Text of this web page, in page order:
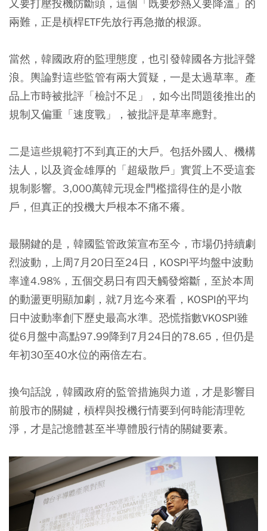
又要打壓投機防斷頭，這個「既要炒熱又要降溫」的
兩難，正是槓桿ETF先放行再急撤的根源。
當然，韓國政府的監理態度，也引發韓國各方批評聲
浪。輿論對這些監管有兩大質疑，一是太過草率。產
品上市時被批評「檢討不足」，如今出問題後推出的
規制又偏重「速度戰」，被批評是草率應對。
二是這些規範打不到真正的大戶。包括外國人、機構
法人，以及資金雄厚的「超級散戶」實質上不受這套
規制影響。3,000萬韓元現金門檻擋得住的是小散
戶，但真正的投機大戶根本不痛不癢。
最關鍵的是，韓國監管政策宣布至今，市場仍持續劇
烈波動，上周7月20日至24日，KOSPI平均盤中波動
率達4.98%，五個交易日有四天觸發熔斷，至於本周
的動盪更明顯加劇，就7月迄今來看，KOSPI的平均
日中波動率創下歷史最高水準。恐慌指數VKOSPI雖
從6月盤中高點97.99降到7月24日的78.65，但仍是
年初30至40水位的兩倍左右。
換句話說，韓國政府的監管措施與力道，才是影響目
前股市的關鍵，槓桿與投機行情要到何時能清理乾
淨，才是記憶體甚至半導體股行情的關鍵要素。